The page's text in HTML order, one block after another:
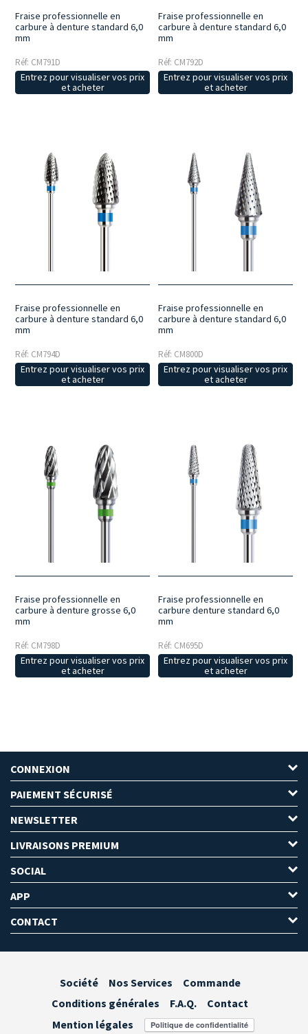
Fraise professionnelle en
carbure à denture standard 6,0
mm
Réf: CM791D
Entrez pour visualiser vos prix
et acheter
Fraise professionnelle en
carbure à denture standard 6,0
mm
Réf: CM792D
Entrez pour visualiser vos prix
et acheter
Fraise professionnelle en
carbure à denture standard 6,0
mm
Réf: CM794D
Entrez pour visualiser vos prix
et acheter
Fraise professionnelle en
carbure à denture standard 6,0
mm
Réf: CM800D
Entrez pour visualiser vos prix
et acheter
Fraise professionnelle en
carbure à denture grosse 6,0
mm
Réf: CM798D
Entrez pour visualiser vos prix
et acheter
Fraise professionnelle en
carbure denture standard 6,0
mm
Réf: CM695D
Entrez pour visualiser vos prix
et acheter
CONNEXION
PAIEMENT SÉCURISÉ
NEWSLETTER
LIVRAISONS PREMIUM
SOCIAL
APP
CONTACT
Société Nos Services
Commande
Conditions générales
F.A.Q.
Contact
Mention légales